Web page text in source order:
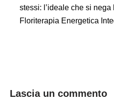
stessi: l’ideale che si
Floriterapia Energetica
Lascia un commento